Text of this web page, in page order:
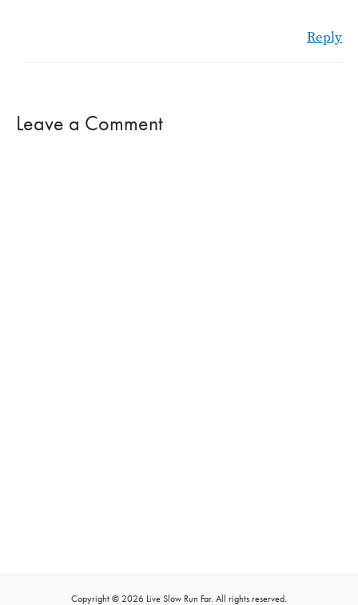
Reply
Leave a Comment
Copyright © 2026 Live Slow Run Far. All rights reserved.